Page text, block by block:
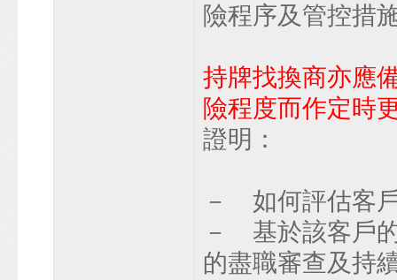
險程序及管控措
持牌找換商亦應
險程度而作定時
證明：
－ 如何評估客
－ 基於該客戶
的盡職審查及持